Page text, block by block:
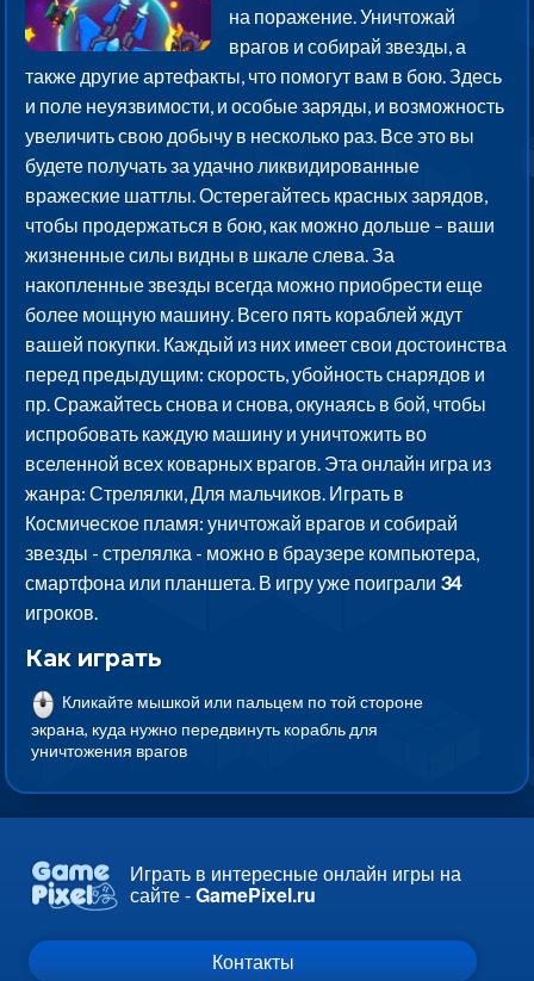
на поражение. Уничтожай
врагов и собирай звезды, а
также другие артефакты, что помогут вам в бою. Здесь
и поле неуязвимости, и особые заряды, и возможность
увеличить свою добычу в несколько раз. Все это вы
будете получать за удачно ликвидированные
вражеские шаттлы. Остерегайтесь красных зарядов,
чтобы продержаться в бою, как можно дольше – ваши
жизненные силы видны в шкале слева. За
накопленные звезды всегда можно приобрести еще
более мощную машину. Всего пять кораблей ждут
вашей покупки. Каждый из них имеет свои достоинства
перед предыдущим: скорость, убойность снарядов и
пр. Сражайтесь снова и снова, окунаясь в бой, чтобы
испробовать каждую машину и уничтожить во
вселенной всех коварных врагов. Эта онлайн игра из
жанра: Стрелялки, Для мальчиков. Играть в
Космическое пламя: уничтожай врагов и собирай
звезды - стрелялка - можно в браузере компьютера,
смартфона или планшета. В игру уже поиграли 34
игроков.
Как играть
Кликайте мышкой или пальцем по той стороне
экрана, куда нужно передвинуть корабль для
уничтожения врагов
Играть в интересные онлайн игры на
сайте -GamePixel.ru
Контакты